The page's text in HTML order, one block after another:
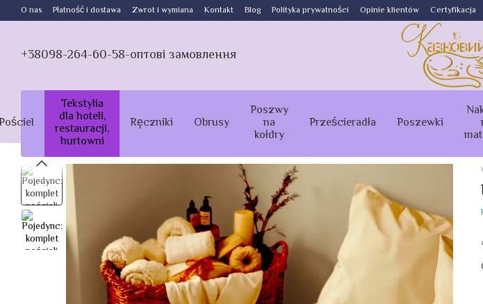
Przejdź do głównej treści
O nas Płatność i dostawa Zwrot i wymiana Kontakt Blog Polityka prywatności Opinie klientów Certyfikacja
+38098-264-60-58-оптові замовлення
Tekstylia
dla hoteli,
restauracji,
hurtowni
Ręczniki Obrusy
Poszwy
na
kołdry
Prześcieradła Poszewki